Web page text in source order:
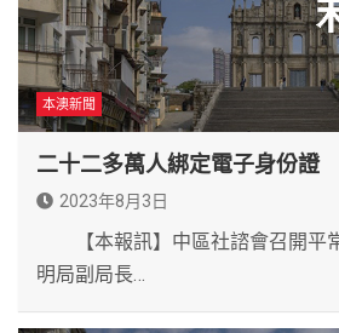
本澳新聞
二十二多萬人綁定電子身份證
2023年8月3日
【本報訊】中區社諮會召開平
明局副局長…